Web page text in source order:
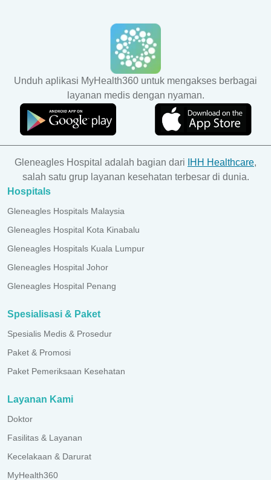
Unduh aplikasi MyHealth360 untuk mengakses berbagai
layanan medis dengan nyaman.
Gleneagles Hospital adalah bagian dari IHH Healthcare,
salah satu grup layanan kesehatan terbesar di dunia.
Hospitals
Gleneagles Hospitals Malaysia
Gleneagles Hospital Kota Kinabalu
Gleneagles Hospitals Kuala Lumpur
Gleneagles Hospital Johor
Gleneagles Hospital Penang
Spesialisasi & Paket
Spesialis Medis & Prosedur
Paket & Promosi
Paket Pemeriksaan Kesehatan
Layanan Kami
Doktor
Fasilitas & Layanan
Kecelakaan & Darurat
MyHealth360